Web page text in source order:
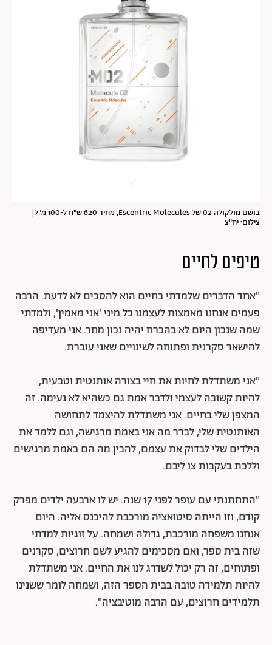
בושם מולקולה 02 של Escentric Molecules, מחיר 620 ש"ח ל-100 מ"ל |
צילום: יח"צ
טיפים לחיים
"אחד הדברים שלמדתי בחיים הוא להסכים לא לדעת. הרבה
פעמים אנחנו מאמצות לעצמנו כל מיני 'אני מאמין', ולמדתי
שמה שנכון היום לא בהכרח יהיה נכון מחר. אני מעדיפה
להישאר סקרנית ופתוחה לשינויים שאני עוברת.
"אני משתדלת לחיות את חיי בצורה אותנטית וטבעית,
להיות קשובה לעצמי ולדבר אמת גם כשהיא לא נעימה. זה
המצפן שלי בחיים. אני משתדלת להיצמד לתחושה
האותנטית שלי, לברר מה אני באמת מרגישה, וגם ללמד את
הילדים שלי לבדוק את עצמם, להבין מה הם באמת מרגישים
וללכת בעקבות צו ליבם.
"התחתנתי עם עופר לפני 17 שנה. יש לו ארבעה ילדים מפרק
קודם, וזו הייתה סיטואציה מורכבת להיכנס אליה. היום
אנחנו משפחה מורכבת, גדולה ושמחה. על זוגיות למדתי
שזה בית ספר, ואם מסכימים להגיע לשם חרוצים, סקרנים
ופתוחים, זה רק יכול לשדרג לנו את החיים. אני משתדלת
להיות תלמידה טובה בבית הספר הזה, ושמחה לומר ששנינו
תלמידים חרוצים, עם הרבה מוטיבציה".